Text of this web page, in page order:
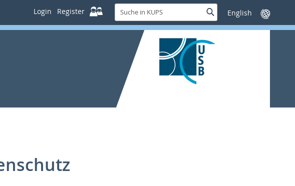
Login Register
Suche
in
KUPS
SucheSprache
wechseln